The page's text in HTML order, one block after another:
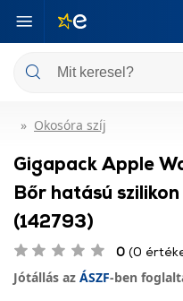
Okosóra szíj
Gigapack Apple
Bőr hatású
(142793)
0 (0
Jótállás az ÁSZF-ben